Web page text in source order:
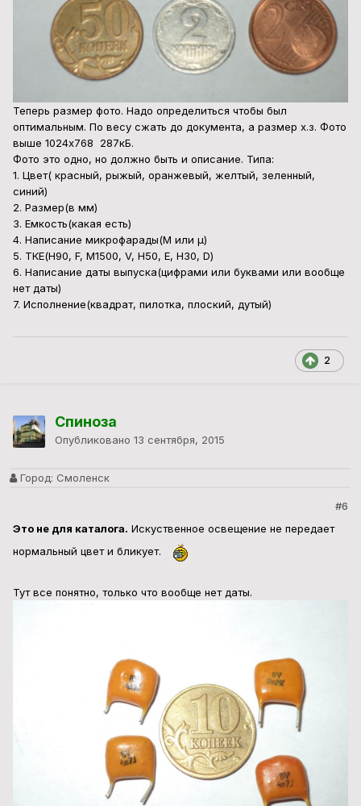
Теперь размер фото. Надо определиться чтобы был
оптимальным. По весу сжать до документа, а размер х.з. Фото
выше 1024х768 287кБ.
Фото это одно, но должно быть и описание. Типа:
1. Цвет( красный, рыжый, оранжевый, желтый, зеленный,
синий)
2. Размер(в мм)
3. Емкость(какая есть)
4. Написание микрофарады(М или μ)
5. ТКЕ(H90, F, M1500, V, H50, E, H30, D)
6. Написание даты выпуска(цифрами или буквами или вообще
нет даты)
7. Исполнение(квадрат, пилотка, плоский, дутый)
2
Спиноза
Опубликовано 13 сентября, 2015
Город: Смоленск
#6
Это не для каталога. Искуственное освещение не передает
нормальный цвет и бликует.
Тут все понятно, только что вообще нет даты.